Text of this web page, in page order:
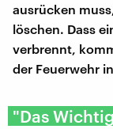
ausrücken
löschen. Dass
verbrennt,
der Feuerwehr
"Das